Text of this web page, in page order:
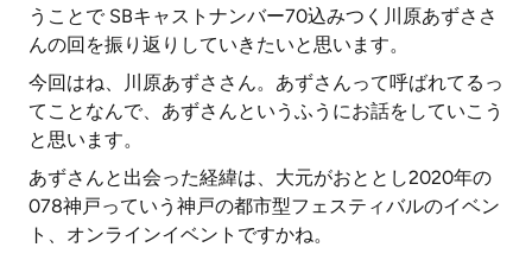
うことで SBキャストナンバー70込みつく川原あずささ
んの回を振り返りしていきたいと思います。
今回はね、川原あずささん。あずさんって呼ばれてるっ
てことなんで、あずさんというふうにお話をしていこう
と思います。
あずさんと出会った経緯は、大元がおととし2020年の
078神戸っていう神戸の都市型フェスティバルのイベン
ト、オンラインイベントですかね。